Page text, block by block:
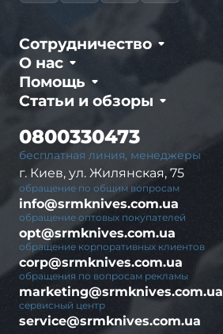
О нас
Сотрудничество
Статьи и обзоры
Помощь
бесплатная линия, менеджеры
0800330473
г. Киев, ул. Жилянская, 75
обращение по общим вопросам
info@srmknives.com.ua
обращение оптовых покупателей
opt@srmknives.com.ua
обращение корпоративных клиентов
corp@srmknives.com.ua
обращения по вопросам рекламы
marketing@srmknives.com.ua
сервисный центр
service@srmknives.com.ua